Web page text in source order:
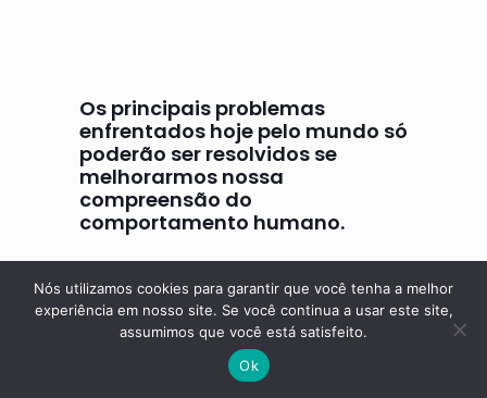
Os principais problemas
enfrentados hoje pelo mundo só
poderão ser resolvidos se
melhorarmos nossa
compreensão do
comportamento humano.
B. F. Skinner
Nós utilizamos cookies para garantir que você tenha a melhor
experiência em nosso site. Se você continua a usar este site,
assumimos que você está satisfeito.
Ok